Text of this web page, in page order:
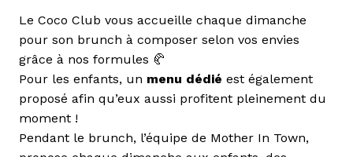
Le Coco Club vous accueille chaque dimanche
pour son brunch à composer selon vos envies
grâce à nos formules 🥐
Pour les enfants, un menu dédié est également
proposé afin qu’eux aussi profitent pleinement du
moment !
Pendant le brunch, l’équipe de Mother In Town,